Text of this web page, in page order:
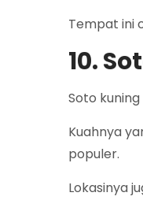
Tempat ini
10.
Soto
Kuahnya
populer.
Lokasinya